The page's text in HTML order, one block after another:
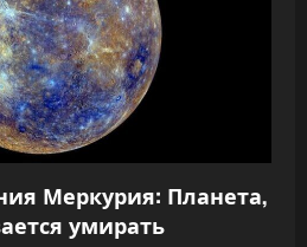
Меркурия: Планета,
умирать